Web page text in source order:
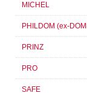
MICHEL
PHILDOM (ex-
PRINZ
PRO
SAFE